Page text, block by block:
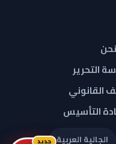
التحرير
القانوني
التأسيس
الجالية العربية جديد